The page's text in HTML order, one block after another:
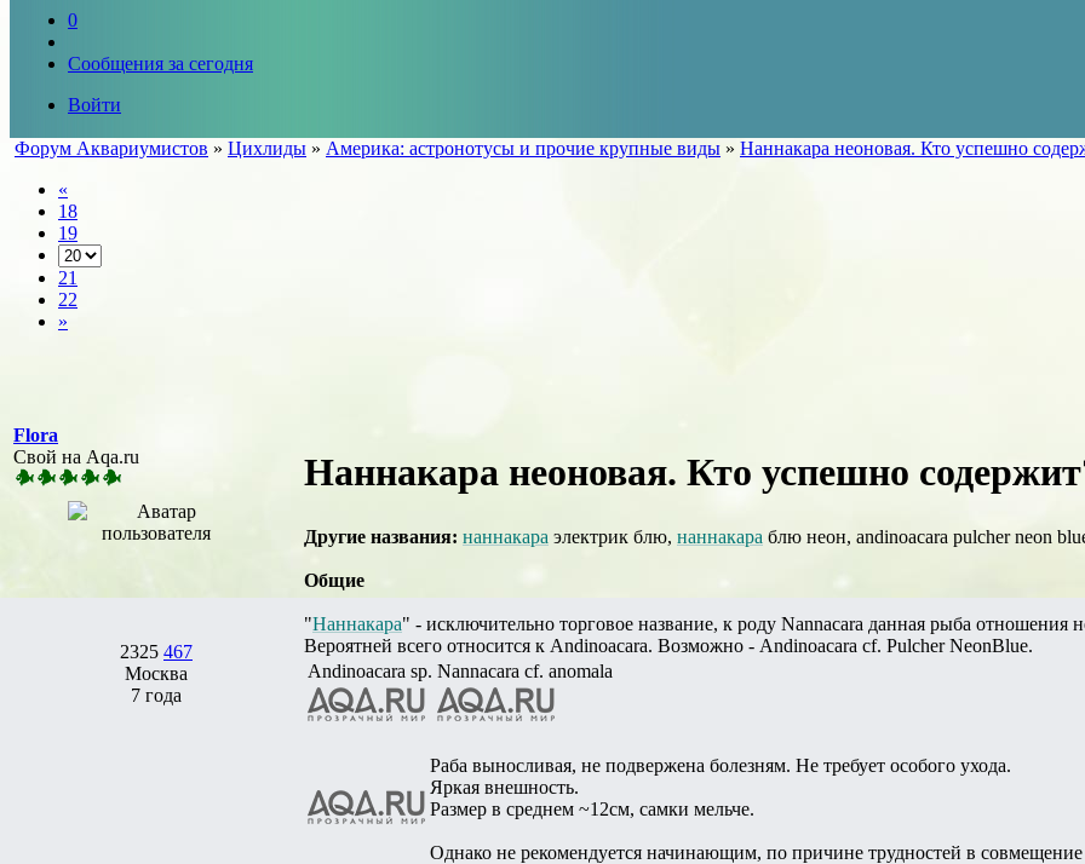
0
Сообщения за сегодня
Войти
Форум Аквариумистов » Цихлиды » Америка: астронотусы и прочие крупные виды » Наннакара неоновая. Кто успешно
«
18
19
21
22
»
Flora
Свой на Aqa.ru
2325 467
Москва
7 года
Наннакара неоновая. Кто успешно
Другие названия: наннакара электрик блю, наннакара блю неон, andinoacara pulcher neon
Общие
"Наннакара" - исключительно торговое название, к роду Nannacara данная рыба отношения
Вероятней всего относится к Andinoacara. Возможно - Andinoacara cf. Pulcher NeonBlue.
Andinoacara sp. Nannacara cf. anomala
Раба выносливая, не подвержена болезням. Не требует особого ухода.
Яркая внешность.
Размер в среднем ~12см, самки мельче.
Однако не рекомендуется начинающим, по причине трудностей в